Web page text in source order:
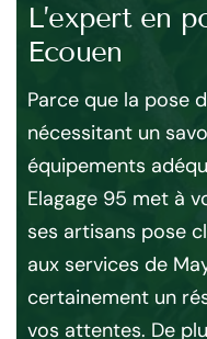
L’expert en
Ecouen
Parce que la pose
nécessitant un
équipements
Elagage 95 met à
ses artisans pose
aux services de
certainement un
vos attentes. De